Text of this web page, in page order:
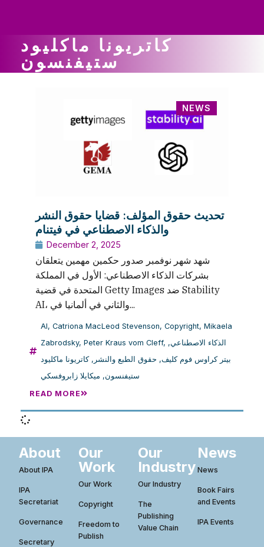
كاتريونا ماكليود
ستيفنسون
NEWS
تحديث حقوق المؤلف: قضايا حقوق النشر
والذكاء الاصطناعي في فيتنام
December 2, 2025
شهد شهر نوفمبر صدور حكمين مهمين يتعلقان
بشركات الذكاء الاصطناعي: الأول في المملكة
المتحدة في قضية Getty Images ضد Stability
AI، والثاني في ألمانيا في...
AI, Catriona MacLeod Stevenson, Copyright, Mikaela
Zabrodsky, Peter Kraus vom Cleff, الذكاء الاصطناعي,
بيتر كراوس فوم كليف, حقوق الطبع والنشر ,كاتريونا ماكليود
ستيفنسون, ميكايلا زابروفسكي
READ MORE
About
About IPA
IPA
Secretariat
Governance
Secretary
Our
Work
Our Work
Copyright
Freedom to
Publish
Our
Industry
Our Industry
The
Publishing
Value Chain
News
News
Book Fairs
and Events
IPA Events